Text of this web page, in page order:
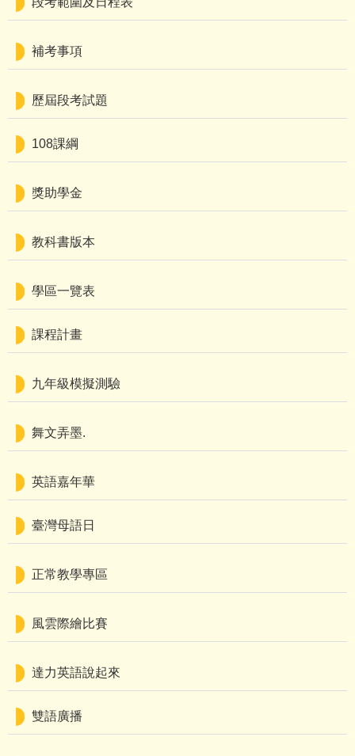
補考事項
歷屆段考試題
108課綱
獎助學金
教科書版本
學區一覽表
課程計畫
九年級模擬測驗
舞文弄墨.
英語嘉年華
臺灣母語日
正常教學專區
風雲際繪比賽
達力英語說起來
雙語廣播